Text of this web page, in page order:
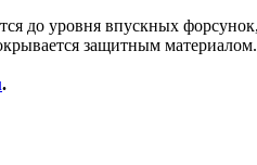
до уровня впускных
защитным материалом.
.